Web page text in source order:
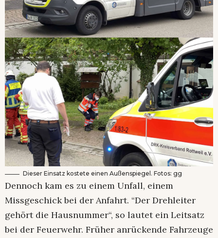
Dieser Einsatz kostete einen Außenspiegel. Fotos: gg
Dennoch kam es zu einem Unfall, einem
Missgeschick bei der Anfahrt. “Der Drehleiter
gehört die Hausnummer“, so lautet ein Leitsatz
bei der Feuerwehr. Früher anrückende Fahrzeuge